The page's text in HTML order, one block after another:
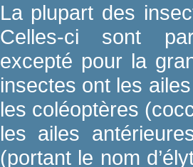
La plupart des
Celles-ci sont
excepté pour la
insectes ont les
les coléoptères
les ailes
(portant le nom